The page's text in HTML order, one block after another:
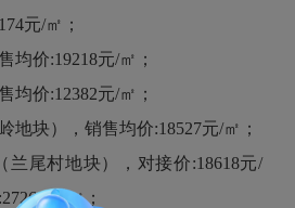
元/㎡；
价:19218元/㎡；
价:12382元/㎡；
块），销售均价:18527元/㎡；
尾村地块），对接价:18618元/
元/㎡；